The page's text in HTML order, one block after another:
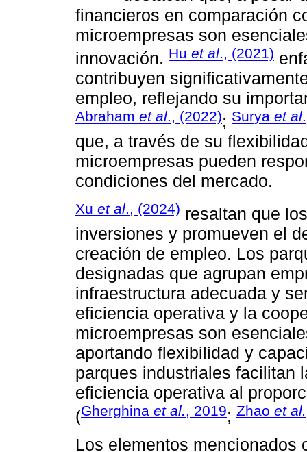
financieros en comparación
microempresas son
innovación. Hu et al., (2021)
contribuyen
empleo, reflejando su
Abraham et al., (2022); Surya et al
que, a través de su
microempresas pueden
condiciones del mercado.
Xu et al ., (2024) resaltan que
inversiones y promueven el
creación de empleo. Los
designadas que agrupan
infraestructura adecuada y
eficiencia operativa y la
microempresas son
aportando flexibilidad y
parques industriales facilitan
eficiencia operativa al
(Gherghina et al., 2019; Zhao et al.
Los elementos mencionados